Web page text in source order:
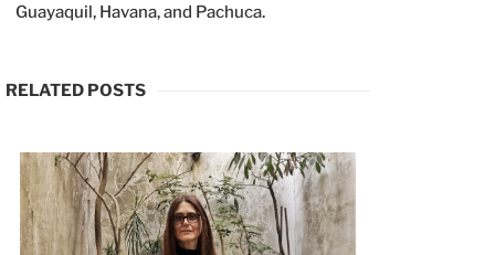
Guayaquil, Havana, and Pachuca.
RELATED POSTS